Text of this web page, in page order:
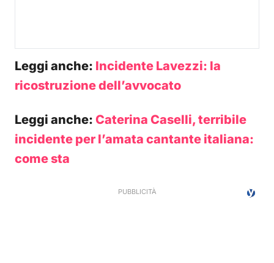
Leggi anche: Incidente Lavezzi: la
ricostruzione dell’avvocato
Leggi anche: Caterina Caselli, terribile
incidente per l’amata cantante italiana:
come sta